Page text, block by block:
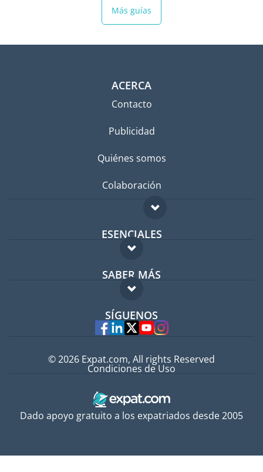
Más guías
ACERCA
Contacto
Publicidad
Quiénes somos
Colaboración
ESENCIALES
Foro para expatriados
Guía para expatriados
Trabajos en el extranjero
SABER MÁS
FAQ
Expertos
SÍGUENOS
Dado apoyo gratuito a los expatriados desde 2005
© 2026 Expat.com, All rights Reserved
Condiciones de Uso